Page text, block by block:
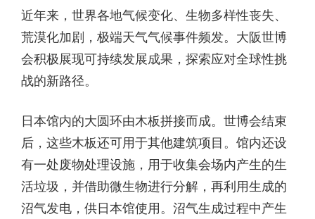
近年来，世界各地气候变化、生物多样性丧失、
荒漠化加剧，极端天气气候事件频发。大阪世博
会积极展现可持续发展成果，探索应对全球性挑
战的新路径。
日本馆内的大圆环由木板拼接而成。世博会结束
后，这些木板还可用于其他建筑项目。馆内还设
有一处废物处理设施，用于收集会场内产生的生
活垃圾，并借助微生物进行分解，再利用生成的
沼气发电，供日本馆使用。沼气生成过程中产生